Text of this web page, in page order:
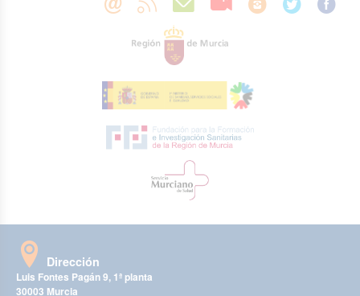
Dirección
Luis Fontes Pagán 9, 1ª planta
30003 Murcia